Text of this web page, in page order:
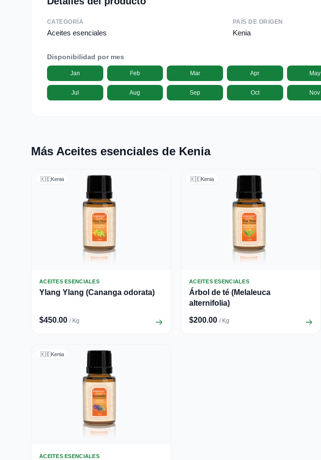
CATEGORÍA
Aceites esenciales
PAÍS DE ORIGEN
Kenia
Disponibilidad por mes
Jan Feb Mar Apr May
Jul Aug Sep Oct Nov
Más Aceites esenciales de Kenia
🇰🇪Kenia
ACEITES ESENCIALES
Ylang Ylang (Cananga odorata)
$450.00 / Kg
🇰🇪Kenia
ACEITES ESENCIALES
Árbol de té (Melaleuca
alternifolia)
$200.00 / Kg
🇰🇪Kenia
ACEITES ESENCIALES